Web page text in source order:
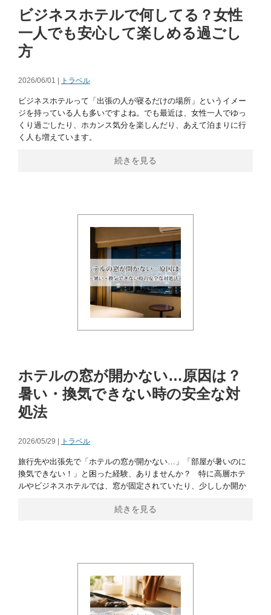
ビジネスホテルで何してる？女性
一人でも安心して楽しめる過ごし
方
2026/06/01 | トラベル
ビジネスホテルって「出張の人が寝るだけの場所」というイメー
ジを持っている人も多いですよね。でも最近は、女性一人でゆっ
くり過ごしたり、ホカンス気分を楽しんだり、あえて泊まりに行
く人も増えています。
続きを見る
ホテルの窓が開かない…原因は？
暑い・換気できない時の安全な対
処法
2026/05/29 | トラベル
旅行先や出張先で「ホテルの窓が開かない…」「部屋が暑いのに
換気できない！」と困った経験、ありませんか？ 特に高層ホテ
ルやビジネスホテルでは、窓が固定されていたり、少ししか開か
続きを見る